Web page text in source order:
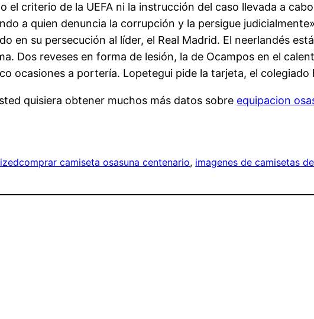
el criterio de la UEFA ni la instrucción del caso llevada a
a quien denuncia la corrupción y la persigue
en su persecución al líder, el Real Madrid. El neerlandés
Dos reveses en forma de lesión, la de Ocampos en el
ocasiones a portería. Lopetegui pide la tarjeta, el colegiado
quisiera obtener muchos más datos sobre equipacion
comprar camiseta osasuna centenario, imagenes de camisetas